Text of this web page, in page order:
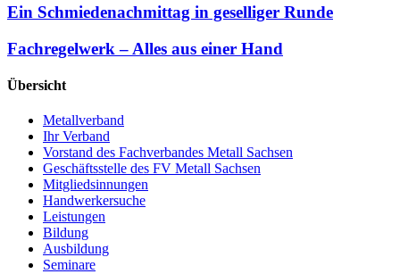
Ein Schmiedenachmittag in geselliger Runde
Fachregelwerk – Alles aus einer Hand
Übersicht
Metallverband
Ihr Verband
Vorstand des Fachverbandes Metall Sachsen
Geschäftsstelle des FV Metall Sachsen
Mitgliedsinnungen
Handwerkersuche
Leistungen
Bildung
Ausbildung
Seminare